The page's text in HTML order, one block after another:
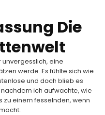
Die
unvergesslich, eine
werde. Es fühlte sich wie
und doch blieb es
ich aufwachte, wie
zu einem fesselnden, wenn